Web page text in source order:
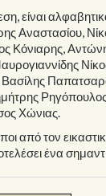
είναι
Αναστασίου,
Κόνιαρης,
Χώνιας.
από τον
ένα